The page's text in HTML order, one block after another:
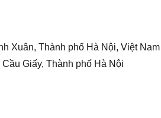
Xuân, Thành phố Hà Nội, Việt Nam
Giấy, Thành phố Hà Nội